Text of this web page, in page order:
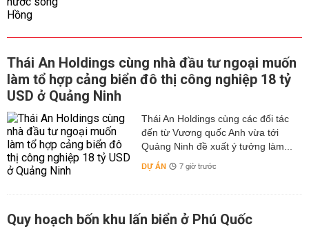
Thái An Holdings cùng nhà đầu tư ngoại muốn
làm tổ hợp cảng biển đô thị công nghiệp 18 tỷ
USD ở Quảng Ninh
Thái An Holdings cùng các đối tác
đến từ Vương quốc Anh vừa tới
Quảng Ninh đề xuất ý tưởng làm...
DỰ ÁN 7 giờ trước
Quy hoạch bốn khu lấn biển ở Phú Quốc